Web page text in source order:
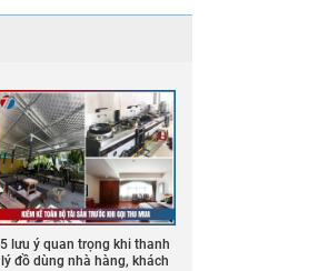
5 lưu ý quan trọng khi thanh
lý đồ dùng nhà hàng, khách